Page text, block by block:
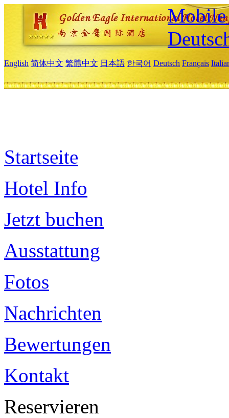
Mobile
English 简体中文 繁體中文 日本語 한국어 Deutsch Français
Startseite
Hotel Info
Jetzt buchen
Ausstattung
Fotos
Nachrichten
Bewertungen
Kontakt
Reservieren